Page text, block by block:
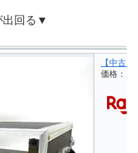
出回る▼
【中古
価格：